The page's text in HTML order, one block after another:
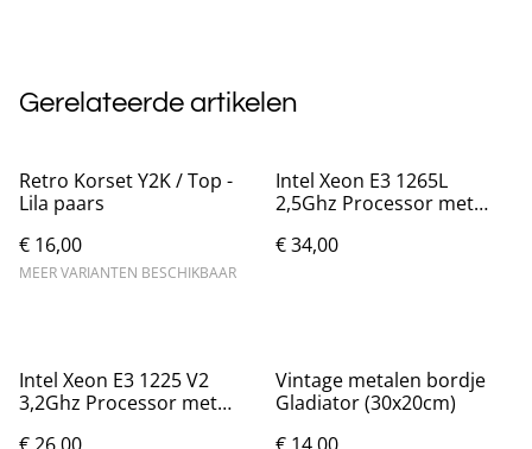
Gerelateerde artikelen
Retro Korset Y2K / Top -
Lila paars
€ 16,00
MEER VARIANTEN BESCHIKBAAR
Intel Xeon E3 1265L
2,5Ghz Processor met
€ 34,00
Intel Xeon E3 1225 V2
3,2Ghz Processor met
Vintage metalen bordje
Gladiator (30x20cm)